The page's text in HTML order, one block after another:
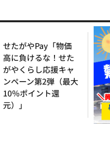
せたがやPay「物価
高に負けるな！せた
がやくらし応援キャ
ンペーン第2弾（最大
10％ポイント還
元）」